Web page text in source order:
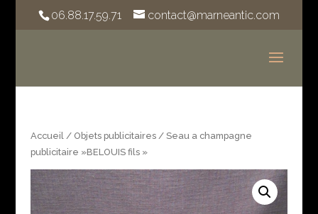
06.88.17.59.71 contact@marneantic.com
Accueil/ Objets publicitaires/ Seau a champagne
publicitaire »BELOUIS fils »